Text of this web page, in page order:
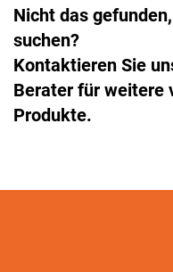
Nicht das
suchen?
Kontaktieren Sie
Berater für weitere
Produkte.